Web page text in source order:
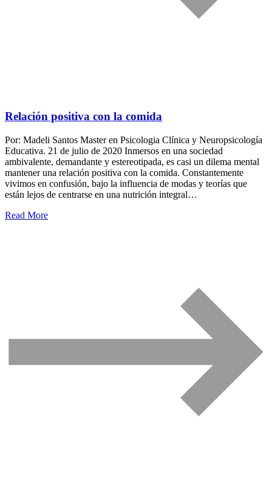
Relación positiva con la comida
Por: Madeli Santos Master en Psicologia Clínica y Neuropsicología
Educativa. 21 de julio de 2020 Inmersos en una sociedad
ambivalente, demandante y estereotipada, es casi un dilema mental
mantener una relación positiva con la comida. Constantemente
vivimos en confusión, bajo la influencia de modas y teorías que
están lejos de centrarse en una nutrición integral…
Read More